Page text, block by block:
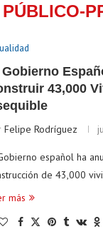
Gobierno
43,000
Felipe Rodríguez
español ha
de 43,000
más